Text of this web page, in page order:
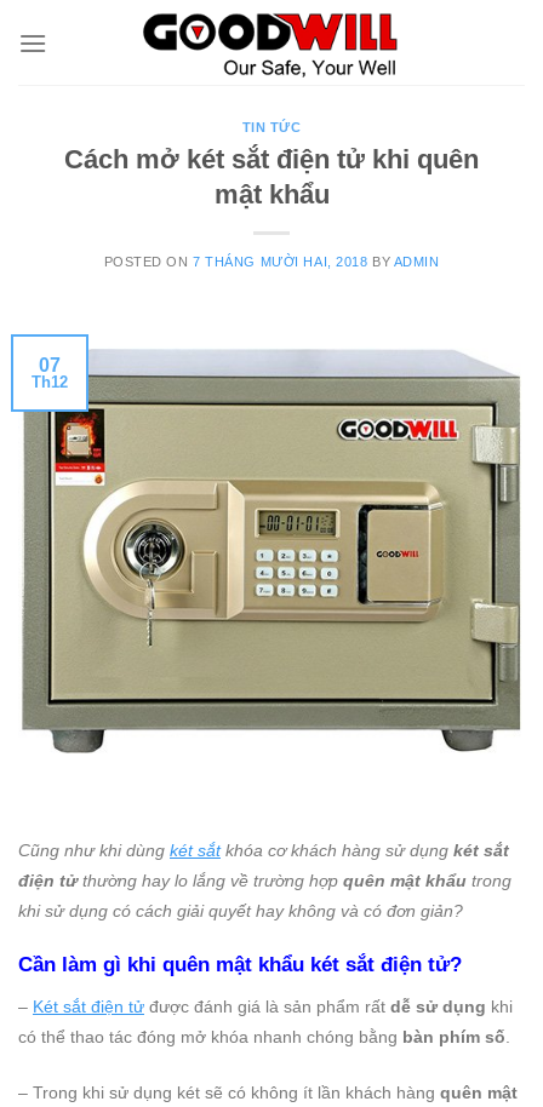
TIN TỨC
Cách mở két sắt điện tử khi quên
mật khẩu
POSTED ON7 THÁNG MƯỜI HAI, 2018 BY ADMIN
07
Th12
Cũng như khi dùng két sắtkhóa cơ khách hàng sử dụng két sắt
điện tửthường hay lo lắng về trường hợp quên mật khẩu trong
khi sử dụng có cách giải quyết hay không và có đơn giản?
Cần làm gì khi quên mật khẩu két sắt điện tử?
– Két sắt điện tử được đánh giá là sản phẩm rất dễ sử dụng khi
có thể thao tác đóng mở khóa nhanh chóng bằng bàn phím số
– Trong khi sử dụng két sẽ có không ít lần khách hàng quên mật